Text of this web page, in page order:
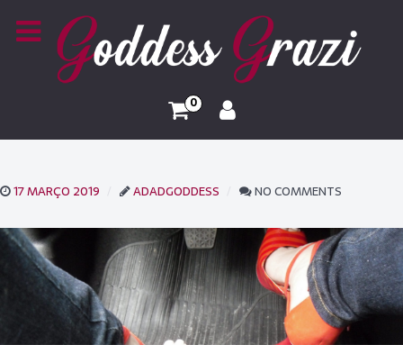
0
17 MARÇO 2019 ADADGODDESS NO COMMENTS